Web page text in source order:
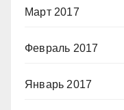
Март 2017
Февраль 2017
Январь 2017